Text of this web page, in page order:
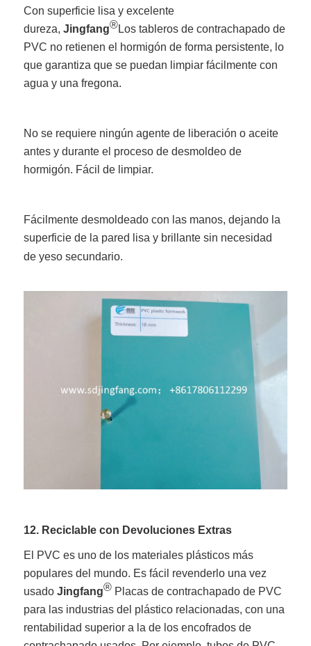
Con superficie lisa y excelente
dureza,Jingfang®Los tableros de contrachapado de
PVC no retienen el hormigón de forma persistente, lo
que garantiza que se puedan limpiar fácilmente con
agua y una fregona.
No se requiere ningún agente de liberación o aceite
antes y durante el proceso de desmoldeo de
hormigón. Fácil de limpiar.
Fácilmente desmoldeado con las manos, dejando la
superficie de la pared lisa y brillante sin necesidad
de yeso secundario.
12. Reciclable con Devoluciones Extras
El PVC es uno de los materiales plásticos más
populares del mundo. Es fácil revenderlo una vez
usadoJingfang® Placas de contrachapado de PVC
para las industrias del plástico relacionadas, con una
rentabilidad superior a la de los encofrados de